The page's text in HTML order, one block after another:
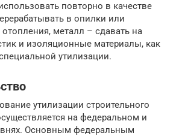
повторно в качестве
в опилки или
металл – сдавать на
и изоляционные материалы, как
утилизации.
утилизации строительного
на федеральном и
Основным федеральным